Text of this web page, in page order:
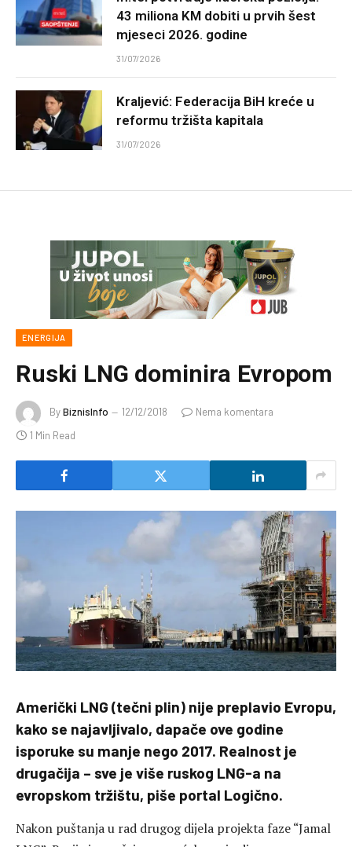
43 miliona KM dobiti u prvih šest
mjeseci 2026. godine
31/07/2026
Kraljević: Federacija BiH kreće u
reformu tržišta kapitala
31/07/2026
ENERGIJA
Ruski LNG dominira Evropom
ByBiznisInfo 12/12/2018
Nema komentara
1 Min Read
Američki LNG (tečni plin) nije preplavio Evropu,
kako se najavljivalo, dapače ove godine
isporuke su manje nego 2017. Realnost je
drugačija – sve je više ruskog LNG-a na
evropskom tržištu, piše portal Logično.
Nakon puštanja u rad drugog dijela projekta faze “Jamal